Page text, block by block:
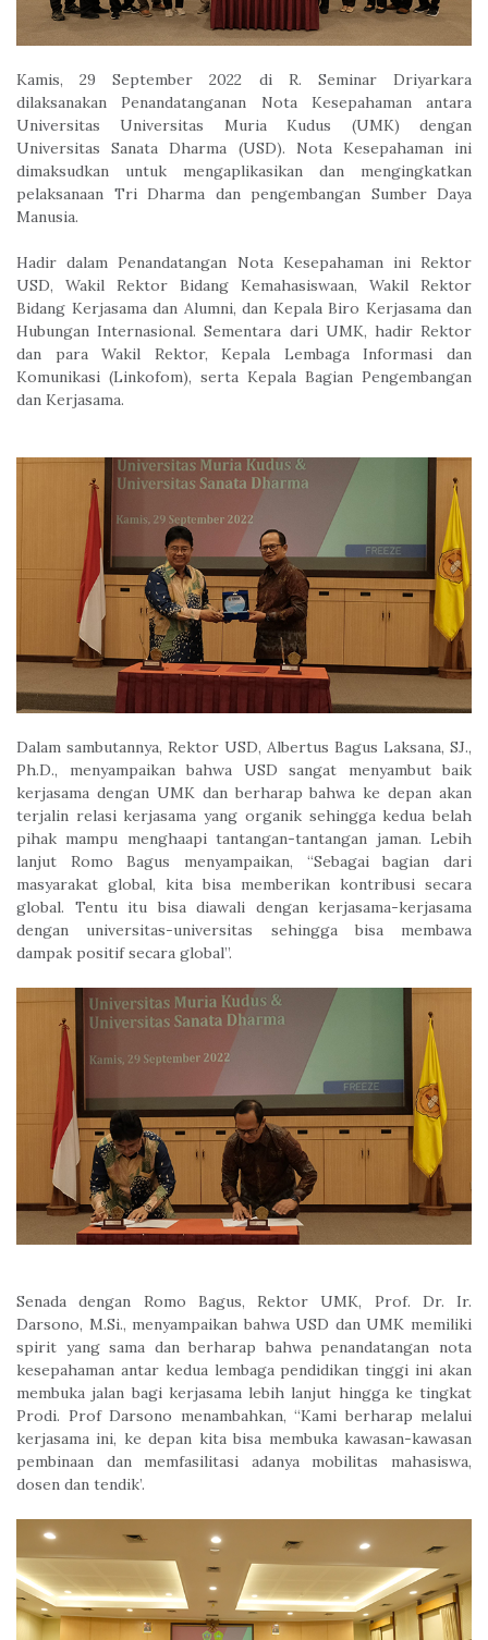
Kamis, 29 September 2022 di R. Seminar Driyarkara
dilaksanakan Penandatanganan Nota Kesepahaman antara
Universitas Universitas Muria Kudus (UMK) dengan
Universitas Sanata Dharma (USD). Nota Kesepahaman ini
dimaksudkan untuk mengaplikasikan dan mengingkatkan
pelaksanaan Tri Dharma dan pengembangan Sumber Daya
Manusia.
Hadir dalam Penandatangan Nota Kesepahaman ini Rektor
USD, Wakil Rektor Bidang Kemahasiswaan, Wakil Rektor
Bidang Kerjasama dan Alumni, dan Kepala Biro Kerjasama dan
Hubungan Internasional. Sementara dari UMK, hadir Rektor
dan para Wakil Rektor, Kepala Lembaga Informasi dan
Komunikasi (Linkofom), serta Kepala Bagian Pengembangan
dan Kerjasama.
Dalam sambutannya, Rektor USD, Albertus Bagus Laksana, SJ.,
Ph.D., menyampaikan bahwa USD sangat menyambut baik
kerjasama dengan UMK dan berharap bahwa ke depan akan
terjalin relasi kerjasama yang organik sehingga kedua belah
pihak mampu menghaapi tantangan-tantangan jaman. Lebih
lanjut Romo Bagus menyampaikan, “Sebagai bagian dari
masyarakat global, kita bisa memberikan kontribusi secara
global. Tentu itu bisa diawali dengan kerjasama-kerjasama
dengan universitas-universitas sehingga bisa membawa
dampak positif secara global”.
Senada dengan Romo Bagus, Rektor UMK, Prof. Dr. Ir.
Darsono, M.Si., menyampaikan bahwa USD dan UMK memiliki
spirit yang sama dan berharap bahwa penandatangan nota
kesepahaman antar kedua lembaga pendidikan tinggi ini akan
membuka jalan bagi kerjasama lebih lanjut hingga ke tingkat
Prodi. Prof Darsono menambahkan, “Kami berharap melalui
kerjasama ini, ke depan kita bisa membuka kawasan-kawasan
pembinaan dan memfasilitasi adanya mobilitas mahasiswa,
dosen dan tendik’.